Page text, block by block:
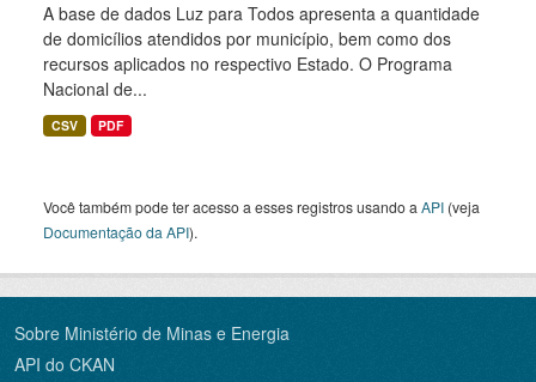
A base de dados Luz para Todos apresenta a quantidade
de domicílios atendidos por município, bem como dos
recursos aplicados no respectivo Estado. O Programa
Nacional de...
CSV PDF
Você também pode ter acesso a esses registros usando a API (veja
Documentação da API).
Sobre Ministério de Minas e Energia
API do CKAN